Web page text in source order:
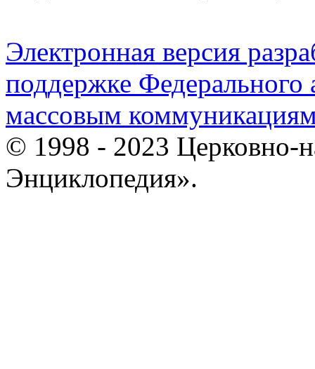
Электронная версия
поддержке Федерального
массовым
© 1998 - 2023 Церковно-
Энциклопедия».